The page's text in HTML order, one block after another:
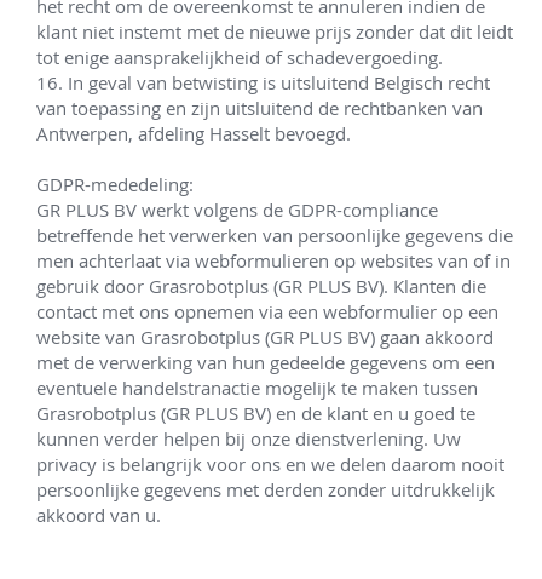
het recht om de overeenkomst te annuleren indien de
klant niet instemt met de nieuwe prijs zonder dat dit leidt
tot enige aansprakelijkheid of schadevergoeding.
16. In geval van betwisting is uitsluitend Belgisch recht
van toepassing en zijn uitsluitend de rechtbanken van
Antwerpen, afdeling Hasselt bevoegd.
GDPR-mededeling:
GR PLUS BV werkt volgens de GDPR-compliance
betreffende het verwerken van persoonlijke gegevens die
men achterlaat via webformulieren op websites van of in
gebruik door Grasrobotplus (GR PLUS BV). Klanten die
contact met ons opnemen via een webformulier op een
website van Grasrobotplus (GR PLUS BV) gaan akkoord
met de verwerking van hun gedeelde gegevens om een
eventuele handelstranactie mogelijk te maken tussen
Grasrobotplus (GR PLUS BV) en de klant en u goed te
kunnen verder helpen bij onze dienstverlening. Uw
privacy is belangrijk voor ons en we delen daarom nooit
persoonlijke gegevens met derden zonder uitdrukkelijk
akkoord van u.